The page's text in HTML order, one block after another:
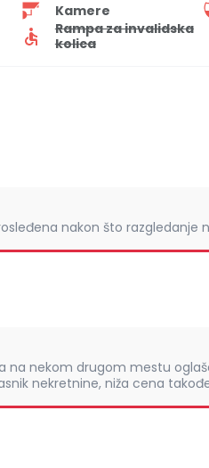
Kamere
Rampa za invalidska
kolica
nakon što razgledanje
na nekom drugom mestu
nekretnine, niža cena